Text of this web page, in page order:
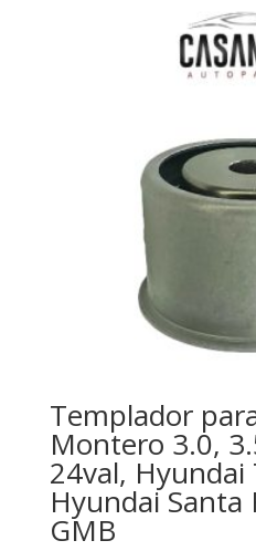
Templador
Montero 3.0,
24val, Hyundai
Hyundai Santa
GMB